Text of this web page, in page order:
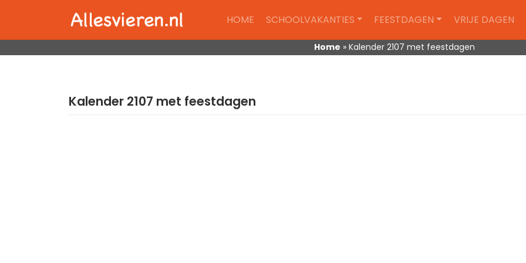
HOME SCHOOLVAKANTIES FEESTDAGEN VRIJE DAGEN
Home » Kalender 2107 met feestdagen
Kalender 2107 met feestdagen